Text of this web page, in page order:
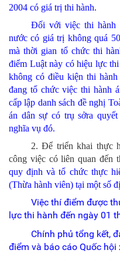
2004 có giá trị thi hành.
Đối với việc thi hành
nước có giá trị không quá
mà thời gian tổ chức thi
điểm Luật này có hiệu lực
không có điều kiện thi
đang tổ chức việc thi hành
cấp lập danh sách đề nghị
án dân sự có trụ sởra
nghĩa vụ đó.
2. Để triển khai thực
công việc có liên quan đến
quy định và tổ chức thực
(Thừa hành viên) tại một số
Việc thí điểm được
lực thi hành đến ngày 01
Chính phủ tổng kết,
điểm và báo cáo Quốc hội